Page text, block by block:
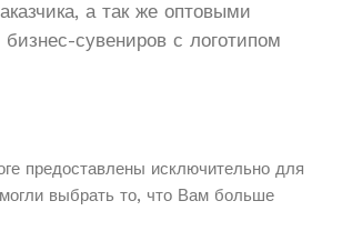
а так же оптовыми
сувениров с логотипом
предоставлены исключительно для
выбрать то, что Вам больше